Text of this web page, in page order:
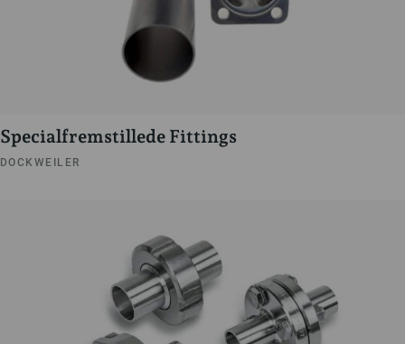
Specialfremstillede Fittings
DOCKWEILER